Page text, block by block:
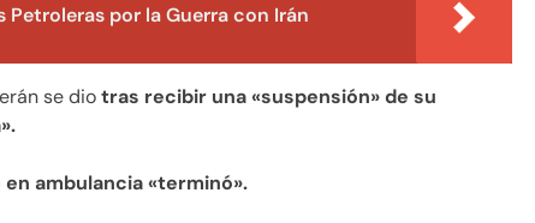
por la Guerra con Irán
se diotras recibir una «suspensión» de su
ambulancia «terminó».